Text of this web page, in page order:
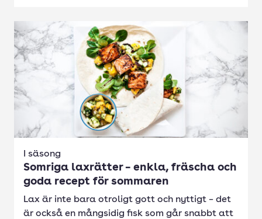
I säsong
Somriga laxrätter – enkla, fräscha och
goda recept för sommaren
Lax är inte bara otroligt gott och nyttigt – det
är också en mångsidig fisk som går snabbt att